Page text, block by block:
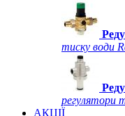
тиску води
регулятори
АКЦІЇ